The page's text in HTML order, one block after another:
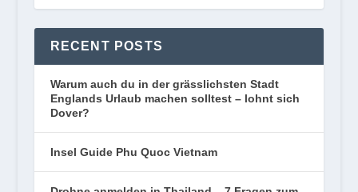
RECENT POSTS
Warum auch du in der grässlichsten Stadt
Englands Urlaub machen solltest – lohnt sich
Dover?
Insel Guide Phu Quoc Vietnam